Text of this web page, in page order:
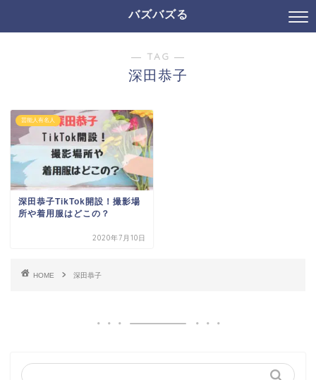
バズバズる
― TAG ―
深田恭子
芸能人有名人
深田恭子TikTok開設！撮影場
所や着用服はどこの？
2020年7月10日
HOME 深田恭子